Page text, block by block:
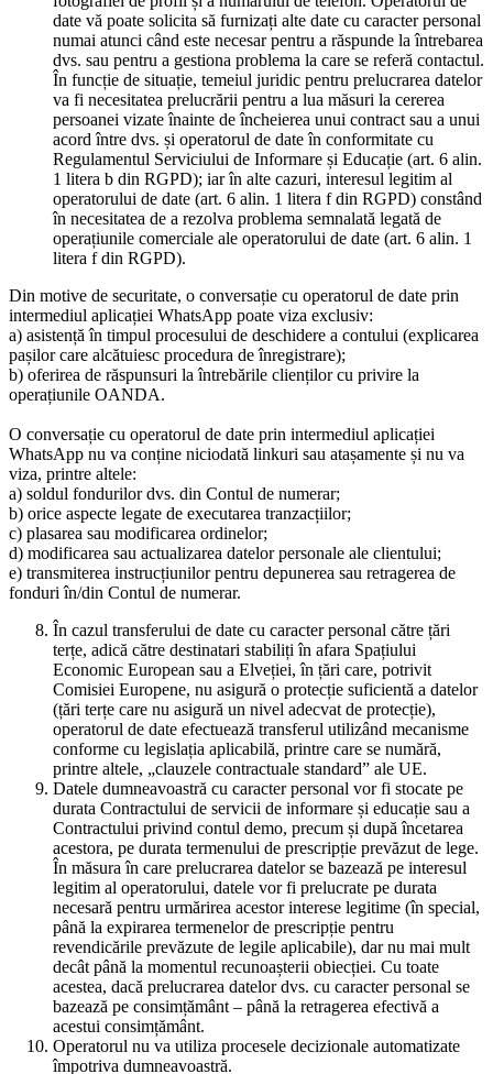
date vă poate solicita să furnizați alte date cu caracter personal
numai atunci când este necesar pentru a răspunde la întrebarea
dvs. sau pentru a gestiona problema la care se referă contactul.
În funcție de situație, temeiul juridic pentru prelucrarea datelor
va fi necesitatea prelucrării pentru a lua măsuri la cererea
persoanei vizate înainte de încheierea unui contract sau a unui
acord între dvs. și operatorul de date în conformitate cu
Regulamentul Serviciului de Informare și Educație (art. 6 alin.
1 litera b din RGPD); iar în alte cazuri, interesul legitim al
operatorului de date (art. 6 alin. 1 litera f din RGPD) constând
în necesitatea de a rezolva problema semnalată legată de
operațiunile comerciale ale operatorului de date (art. 6 alin. 1
litera f din RGPD).
Din motive de securitate, o conversație cu operatorul de date prin
intermediul aplicației WhatsApp poate viza exclusiv:
a) asistență în timpul procesului de deschidere a contului (explicarea
pașilor care alcătuiesc procedura de înregistrare);
b) oferirea de răspunsuri la întrebările clienților cu privire la
operațiunile OANDA.
O conversație cu operatorul de date prin intermediul aplicației
WhatsApp nu va conține niciodată linkuri sau atașamente și nu va
viza, printre altele:
a) soldul fondurilor dvs. din Contul de numerar;
b) orice aspecte legate de executarea tranzacțiilor;
c) plasarea sau modificarea ordinelor;
d) modificarea sau actualizarea datelor personale ale clientului;
e) transmiterea instrucțiunilor pentru depunerea sau retragerea de
fonduri în/din Contul de numerar.
În cazul transferului de date cu caracter personal către țări
terțe, adică către destinatari stabiliți în afara Spațiului
Economic European sau a Elveției, în țări care, potrivit
Comisiei Europene, nu asigură o protecție suficientă a datelor
(țări terțe care nu asigură un nivel adecvat de protecție),
operatorul de date efectuează transferul utilizând mecanisme
conforme cu legislația aplicabilă, printre care se numără,
printre altele, „clauzele contractuale standard” ale UE.
Datele dumneavoastră cu caracter personal vor fi stocate pe
durata Contractului de servicii de informare și educație sau a
Contractului privind contul demo, precum și după încetarea
acestora, pe durata termenului de prescripție prevăzut de lege.
În măsura în care prelucrarea datelor se bazează pe interesul
legitim al operatorului, datele vor fi prelucrate pe durata
necesară pentru urmărirea acestor interese legitime (în special,
până la expirarea termenelor de prescripție pentru
revendicările prevăzute de legile aplicabile), dar nu mai mult
decât până la momentul recunoașterii obiecției. Cu toate
acestea, dacă prelucrarea datelor dvs. cu caracter personal se
bazează pe consimțământ – până la retragerea efectivă a
acestui consimțământ.
Operatorul nu va utiliza procesele decizionale automatizate
împotriva dumneavoastră.